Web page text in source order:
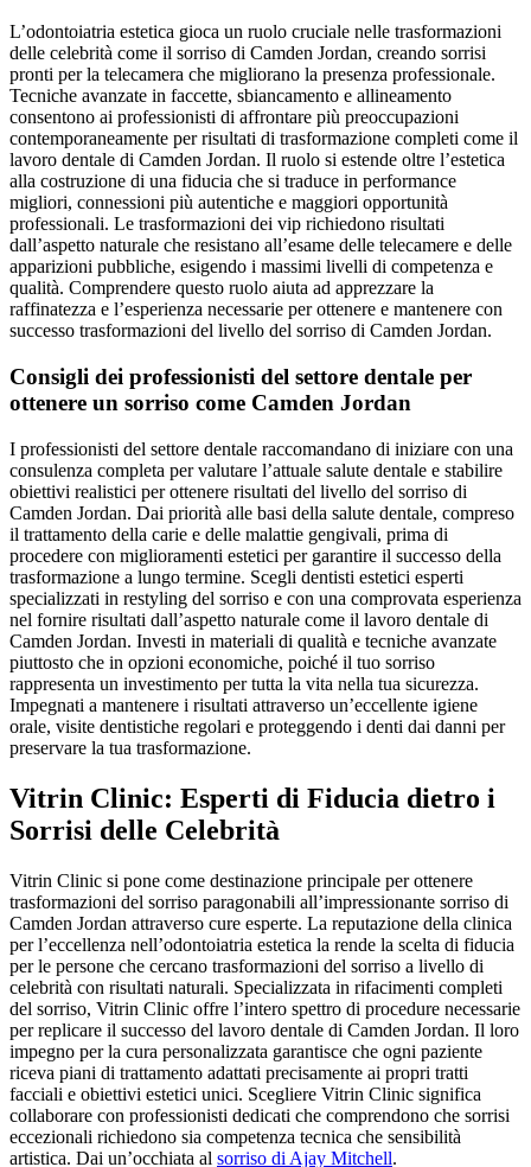
L’odontoiatria estetica gioca un ruolo cruciale nelle trasformazioni
delle celebrità come il sorriso di Camden Jordan, creando sorrisi
pronti per la telecamera che migliorano la presenza professionale.
Tecniche avanzate in faccette, sbiancamento e allineamento
consentono ai professionisti di affrontare più preoccupazioni
contemporaneamente per risultati di trasformazione completi come il
lavoro dentale di Camden Jordan. Il ruolo si estende oltre l’estetica
alla costruzione di una fiducia che si traduce in performance
migliori, connessioni più autentiche e maggiori opportunità
professionali. Le trasformazioni dei vip richiedono risultati
dall’aspetto naturale che resistano all’esame delle telecamere e delle
apparizioni pubbliche, esigendo i massimi livelli di competenza e
qualità. Comprendere questo ruolo aiuta ad apprezzare la
raffinatezza e l’esperienza necessarie per ottenere e mantenere con
successo trasformazioni del livello del sorriso di Camden Jordan.
Consigli dei professionisti del settore dentale per
ottenere un sorriso come Camden Jordan
I professionisti del settore dentale raccomandano di iniziare con una
consulenza completa per valutare l’attuale salute dentale e stabilire
obiettivi realistici per ottenere risultati del livello del sorriso di
Camden Jordan. Dai priorità alle basi della salute dentale, compreso
il trattamento della carie e delle malattie gengivali, prima di
procedere con miglioramenti estetici per garantire il successo della
trasformazione a lungo termine. Scegli dentisti estetici esperti
specializzati in restyling del sorriso e con una comprovata esperienza
nel fornire risultati dall’aspetto naturale come il lavoro dentale di
Camden Jordan. Investi in materiali di qualità e tecniche avanzate
piuttosto che in opzioni economiche, poiché il tuo sorriso
rappresenta un investimento per tutta la vita nella tua sicurezza.
Impegnati a mantenere i risultati attraverso un’eccellente igiene
orale, visite dentistiche regolari e proteggendo i denti dai danni per
preservare la tua trasformazione.
Vitrin Clinic: Esperti di Fiducia dietro i
Sorrisi delle Celebrità
Vitrin Clinic si pone come destinazione principale per ottenere
trasformazioni del sorriso paragonabili all’impressionante sorriso di
Camden Jordan attraverso cure esperte. La reputazione della clinica
per l’eccellenza nell’odontoiatria estetica la rende la scelta di fiducia
per le persone che cercano trasformazioni del sorriso a livello di
celebrità con risultati naturali. Specializzata in rifacimenti completi
del sorriso, Vitrin Clinic offre l’intero spettro di procedure necessarie
per replicare il successo del lavoro dentale di Camden Jordan. Il loro
impegno per la cura personalizzata garantisce che ogni paziente
riceva piani di trattamento adattati precisamente ai propri tratti
facciali e obiettivi estetici unici. Scegliere Vitrin Clinic significa
collaborare con professionisti dedicati che comprendono che sorrisi
eccezionali richiedono sia competenza tecnica che sensibilità
artistica. Dai un’occhiata al sorriso di Ajay Mitchell.